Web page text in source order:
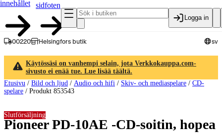
innehållet
sidfoten
Logga in
00220 Helsingfors butik sv
Käytössäsi on vanhempi selain, jota Verkkokauppa.com-
sivusto ei enää tue. Lue lisää täältä.
Etusivu / Bild och ljud / Audio och hifi / Skiv- och mediaspelare / CD-
spelare / Produkt 853543
Pioneer PD-10AE -CD-soitin, hopea
Slutförsäljning